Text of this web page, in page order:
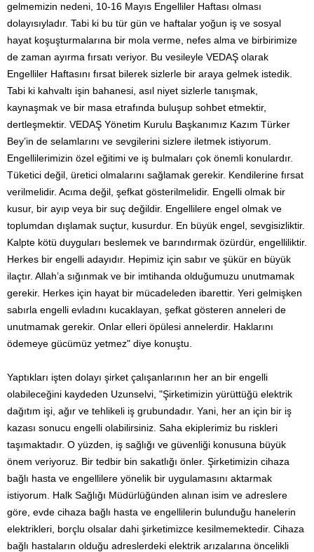
gelmemizin nedeni, 10-16 Mayıs Engelliler Haftası olması
dolayısıyladır. Tabi ki bu tür gün ve haftalar yoğun iş ve sosyal
hayat koşuşturmalarına bir mola verme, nefes alma ve birbirimize
de zaman ayırma fırsatı veriyor. Bu vesileyle VEDAŞ olarak
Engelliler Haftasını fırsat bilerek sizlerle bir araya gelmek istedik.
Tabi ki kahvaltı işin bahanesi, asıl niyet sizlerle tanışmak,
kaynaşmak ve bir masa etrafında buluşup sohbet etmektir,
dertleşmektir. VEDAŞ Yönetim Kurulu Başkanımız Kazım Türker
Bey’in de selamlarını ve sevgilerini sizlere iletmek istiyorum.
Engellilerimizin özel eğitimi ve iş bulmaları çok önemli konulardır.
Tüketici değil, üretici olmalarını sağlamak gerekir. Kendilerine fırsat
verilmelidir. Acıma değil, şefkat gösterilmelidir. Engelli olmak bir
kusur, bir ayıp veya bir suç değildir. Engellilere engel olmak ve
toplumdan dışlamak suçtur, kusurdur. En büyük engel, sevgisizliktir.
Kalpte kötü duyguları beslemek ve barındırmak özürdür, engelliliktir.
Herkes bir engelli adayıdır. Hepimiz için sabır ve şükür en büyük
ilaçtır. Allah’a sığınmak ve bir imtihanda olduğumuzu unutmamak
gerekir. Herkes için hayat bir mücadeleden ibarettir. Yeri gelmişken
sabırla engelli evladını kucaklayan, şefkat gösteren anneleri de
unutmamak gerekir. Onlar elleri öpülesi annelerdir. Haklarını
ödemeye gücümüz yetmez" diye konuştu.
Yaptıkları işten dolayı şirket çalışanlarının her an bir engelli
olabileceğini kaydeden Uzunselvi, "Şirketimizin yürüttüğü elektrik
dağıtım işi, ağır ve tehlikeli iş grubundadır. Yani, her an için bir iş
kazası sonucu engelli olabilirsiniz. Saha ekiplerimiz bu riskleri
taşımaktadır. O yüzden, iş sağlığı ve güvenliği konusuna büyük
önem veriyoruz. Bir tedbir bin sakatlığı önler. Şirketimizin cihaza
bağlı hasta ve engellilere yönelik bir uygulamasını aktarmak
istiyorum. Halk Sağlığı Müdürlüğünden alınan isim ve adreslere
göre, evde cihaza bağlı hasta ve engellilerin bulunduğu hanelerin
elektrikleri, borçlu olsalar dahi şirketimizce kesilmemektedir. Cihaza
bağlı hastaların olduğu adreslerdeki elektrik arızalarına öncelikli